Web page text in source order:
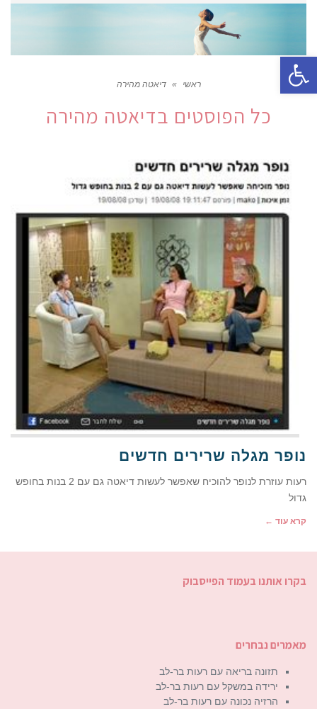
פתח סרגל נגישות
ראשי » דיאטה מהירה
כל הפוסטים בדיאטה מהירה
נופר מגלה שרירים חדשים
רעות עוזרת לנופר להוכיח שאפשר לעשות דיאטה גם עם 2 בנות בחופש
גדול
קרא עוד ←
בקרו אותנו בעמוד הפייסבוק
מאמרים נבחרים
תזונה בריאה עם רעות בר-לב
ירידה במשקל עם רעות בר-לב
הרזיה נכונה עם רעות בר-לב